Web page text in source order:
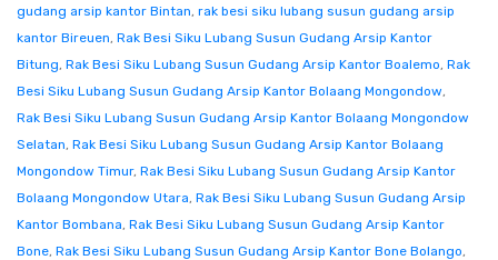
gudang arsip kantor Bintan, rak besi siku lubang susun gudang arsip
kantor Bireuen, Rak Besi Siku Lubang Susun Gudang Arsip Kantor
Bitung, Rak Besi Siku Lubang Susun Gudang Arsip Kantor Boalemo, Rak
Besi Siku Lubang Susun Gudang Arsip Kantor Bolaang Mongondow,
Rak Besi Siku Lubang Susun Gudang Arsip Kantor Bolaang Mongondow
Selatan, Rak Besi Siku Lubang Susun Gudang Arsip Kantor Bolaang
Mongondow Timur, Rak Besi Siku Lubang Susun Gudang Arsip Kantor
Bolaang Mongondow Utara, Rak Besi Siku Lubang Susun Gudang Arsip
Kantor Bombana, Rak Besi Siku Lubang Susun Gudang Arsip Kantor
Bone, Rak Besi Siku Lubang Susun Gudang Arsip Kantor Bone Bolango,